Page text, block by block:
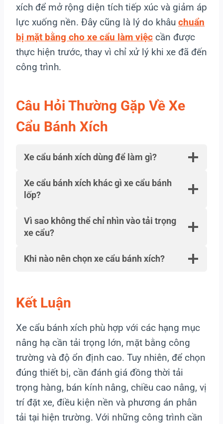
xích để mở rộng diện tích tiếp xúc và giảm áp
lực xuống nền. Đây cũng là lý do khâu chuẩn
bị mặt bằng cho xe cẩu làm việc cần được
thực hiện trước, thay vì chỉ xử lý khi xe đã đến
công trình.
Câu Hỏi Thường Gặp Về Xe
Cẩu Bánh Xích
Xe cẩu bánh xích dùng để làm gì?
Xe cẩu bánh xích khác gì xe cẩu bánh
lốp?
Vì sao không thể chỉ nhìn vào tải trọng
xe cẩu?
Khi nào nên chọn xe cẩu bánh xích?
Kết Luận
Xe cẩu bánh xích phù hợp với các hạng mục
nâng hạ cần tải trọng lớn, mặt bằng công
trường và độ ổn định cao. Tuy nhiên, để chọn
đúng thiết bị, cần đánh giá đồng thời tải
trọng hàng, bán kính nâng, chiều cao nâng, vị
trí đặt xe, điều kiện nền và phương án phân
tải tại hiện trường. Với những công trình cần